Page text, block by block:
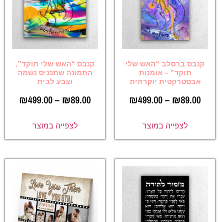
קנבס ברסלב “האש שלי
תוקד” – אומנות
אבסטרקטית יוקרתית
₪89.00
–
₪499.00
לצפייה במוצר
קנבס “האש שלי תוקד”,
התמונה שתכניס נשמה
וצבע לבית
₪89.00
–
₪499.00
לצפייה במוצר